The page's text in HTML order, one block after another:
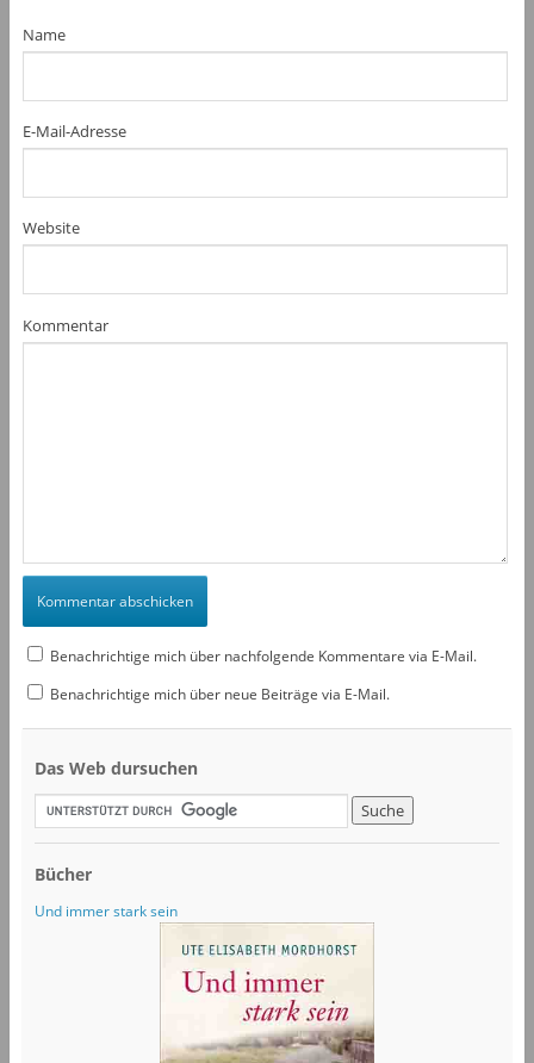
Name
E-Mail-Adresse
Website
Kommentar
Benachrichtige mich über nachfolgende Kommentare via E-Mail.
Benachrichtige mich über neue Beiträge via E-Mail.
Das Web dursuchen
Bücher
Und immer stark sein